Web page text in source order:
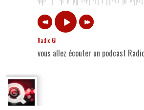
Radio G!
vous allez écouter un podcast